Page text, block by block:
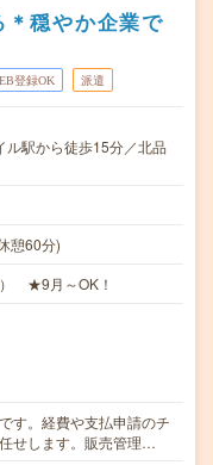
＊穏やか企業で
登録OK 派遣
駅から徒歩15分／北品
憩60分)
） ★9月～OK！
す。経費や支払申請のチ
せします。販売管理…